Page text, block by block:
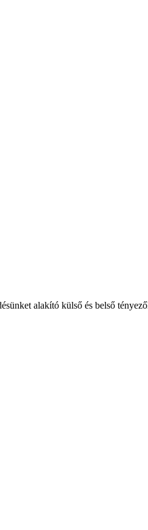
alakító külső és belső